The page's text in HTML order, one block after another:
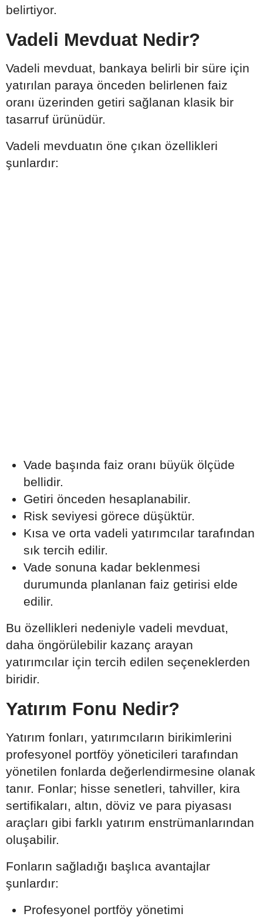
belirtiyor.
Vadeli Mevduat Nedir?
Vadeli mevduat, bankaya belirli bir süre için
yatırılan paraya önceden belirlenen faiz
oranı üzerinden getiri sağlanan klasik bir
tasarruf ürünüdür.
Vadeli mevduatın öne çıkan özellikleri
şunlardır:
Vade başında faiz oranı büyük ölçüde
bellidir.
Getiri önceden hesaplanabilir.
Risk seviyesi görece düşüktür.
Kısa ve orta vadeli yatırımcılar tarafından
sık tercih edilir.
Vade sonuna kadar beklenmesi
durumunda planlanan faiz getirisi elde
edilir.
Bu özellikleri nedeniyle vadeli mevduat,
daha öngörülebilir kazanç arayan
yatırımcılar için tercih edilen seçeneklerden
biridir.
Yatırım Fonu Nedir?
Yatırım fonları, yatırımcıların birikimlerini
profesyonel portföy yöneticileri tarafından
yönetilen fonlarda değerlendirmesine olanak
tanır. Fonlar; hisse senetleri, tahviller, kira
sertifikaları, altın, döviz ve para piyasası
araçları gibi farklı yatırım enstrümanlarından
oluşabilir.
Fonların sağladığı başlıca avantajlar
şunlardır:
Profesyonel portföy yönetimi